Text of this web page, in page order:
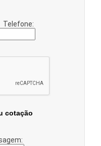
Telefone:
cotação